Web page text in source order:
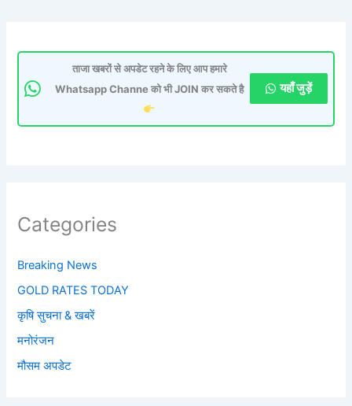
ताजा खबरों से अपडेट रहने के लिए आप हमारे
Whatsapp Channe को भी JOIN कर सकते है
यहाँ जुड़ें
Categories
Breaking News
GOLD RATES TODAY
कृषि सुचना & खबरें
मनोरंजन
मौसम अपडेट